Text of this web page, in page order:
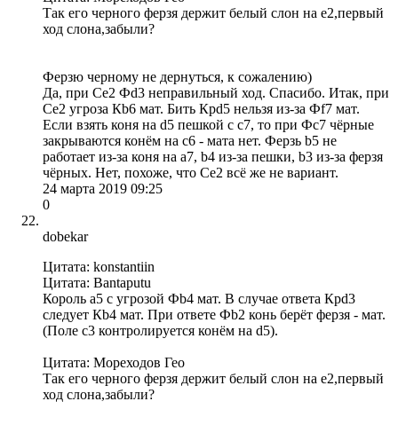
Так его черного ферзя держит белый слон на е2,первый
ход слона,забыли?
Ферзю черному не дернуться, к сожалению)
Да, при Сe2 Фd3 неправильный ход. Спасибо. Итак, при
Сe2 угроза Кb6 мат. Бить Крd5 нельзя из-за Фf7 мат.
Если взять коня на d5 пешкой с c7, то при Фc7 чёрные
закрываются конём на c6 - мата нет. Ферзь b5 не
работает из-за коня на a7, b4 из-за пешки, b3 из-за ферзя
чёрных. Нет, похоже, что Сe2 всё же не вариант.
24 марта 2019 09:25
0
dobekar
Цитата: konstantiin
Цитата: Bantaputu
Король a5 с угрозой Фb4 мат. В случае ответа Крd3
следует Кb4 мат. При ответе Фb2 конь берёт ферзя - мат.
(Поле c3 контролируется конём на d5).
Цитата: Мореходов Гео
Так его черного ферзя держит белый слон на е2,первый
ход слона,забыли?